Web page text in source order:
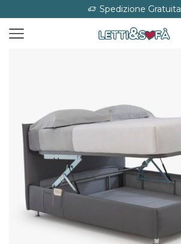
Spedizione Gratuita